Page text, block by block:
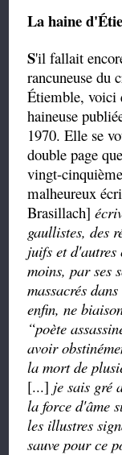
La haine
S'il fallait
rancuneuse du
Étiemble, voici
haineuse
1970. Elle se
double page
vingt-
malheureux
Brasillach]
gaullistes, des
juifs et
moins, par ses
massacrés
enfin, ne
“poète
avoir
la mort de
[...] je sais gré
la force d'âme
les illustres
sauve pour ce